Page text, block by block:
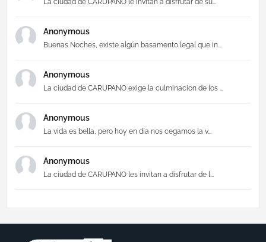
La ciudad de CARUPANO le invitan a disfrutar de su...
Anonymous
Buenas Noches, existe algún basamento legal que in...
Anonymous
La ciudad de CARUPANO exige la culminacion de los ...
Anonymous
La vida es bella, pero hoy en día nos cegamos la v...
Anonymous
La ciudad de CARUPANO les invitan a disfrutar de l...